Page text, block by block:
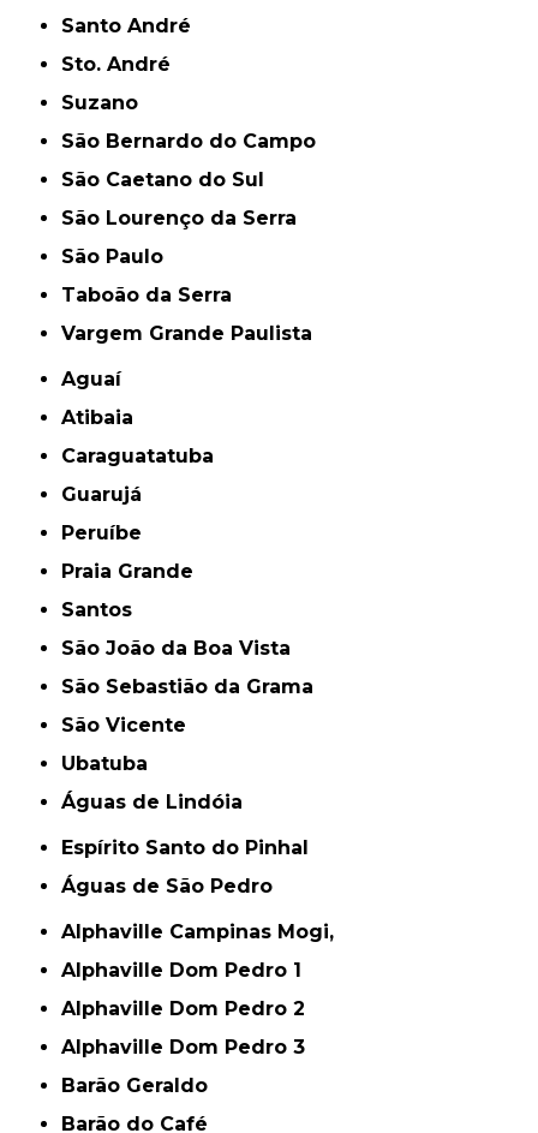
Santo André
Sto. André
Suzano
São Bernardo do Campo
São Caetano do Sul
São Lourenço da Serra
São Paulo
Taboão da Serra
Vargem Grande Paulista
Aguaí
Atibaia
Caraguatatuba
Guarujá
Peruíbe
Praia Grande
Santos
São João da Boa Vista
São Sebastião da Grama
São Vicente
Ubatuba
Águas de Lindóia
Espírito Santo do Pinhal
Águas de São Pedro
Alphaville Campinas Mogi,
Alphaville Dom Pedro 1
Alphaville Dom Pedro 2
Alphaville Dom Pedro 3
Barão Geraldo
Barão do Café